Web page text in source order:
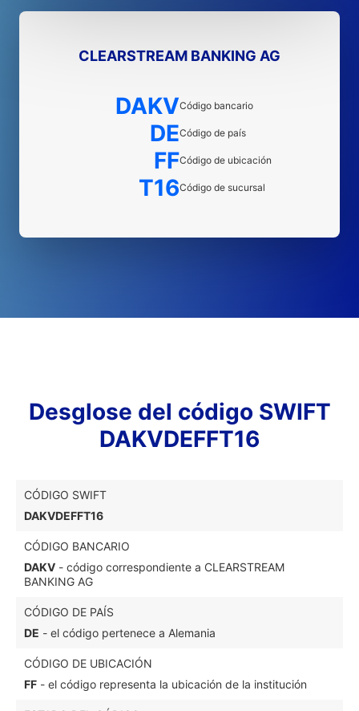
CLEARSTREAM BANKING AG
DAKVCódigo bancario
DECódigo de país
FFCódigo de ubicación
T16Código de sucursal
Desglose del código SWIFT
DAKVDEFFT16
CÓDIGO SWIFT
DAKVDEFFT16
CÓDIGO BANCARIO
DAKV - código correspondiente a CLEARSTREAM
BANKING AG
CÓDIGO DE PAÍS
DE - el código pertenece a Alemania
CÓDIGO DE UBICACIÓN
FF - el código representa la ubicación de la institución